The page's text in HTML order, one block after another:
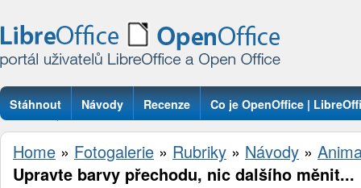
Stáhnout Návody Recenze Co je OpenOffice |
Otázky
Home » Fotogalerie » Rubriky » Návody »
Upravte barvy přechodu, nic dalšího měnit...